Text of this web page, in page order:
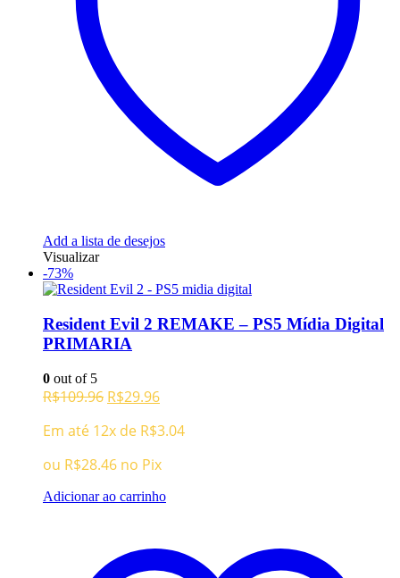
Add a lista de desejos
Visualizar
-73%
Resident Evil 2 REMAKE – PS5 Mídia Digital
PRIMARIA
0 out of 5
R$109.96 O
original
era:
R$109.96.
R$29.96O
atual
R$29.96.
Em até 12x de R$3.04
ou R$28.46 no Pix
Adicionar ao carrinho